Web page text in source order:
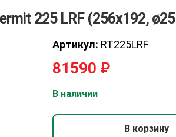
225 LRF (256х192,
Артикул: RT225LRF
81590 ₽
В наличии
В корзину